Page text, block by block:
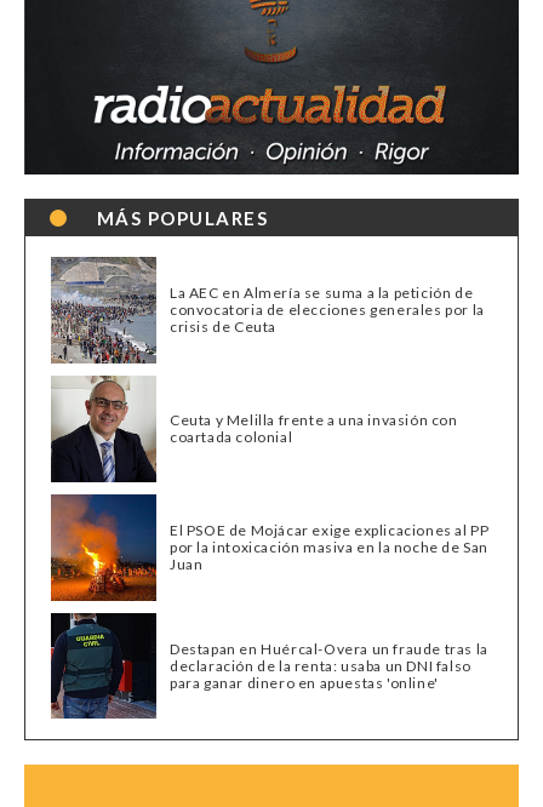
MÁS POPULARES
La AEC en Almería se suma a la petición de
convocatoria de elecciones generales por la
crisis de Ceuta
Ceuta y Melilla frente a una invasión con
coartada colonial
El PSOE de Mojácar exige explicaciones al PP
por la intoxicación masiva en la noche de San
Juan
Destapan en Huércal-Overa un fraude tras la
declaración de la renta: usaba un DNI falso
para ganar dinero en apuestas 'online'